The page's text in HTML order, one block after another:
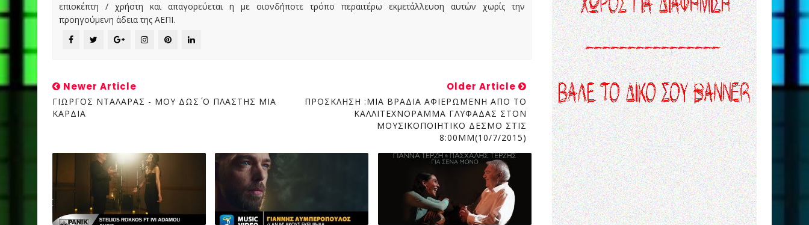
επισκέπτη / χρήστη και απαγορεύεται η με οιονδήποτε τρόπο περαιτέρω εκμετάλλευση αυτών χωρίς την
προηγούμενη άδεια της ΑΕΠΙ.
Newer Article
ΓΙΩΡΓΟΣ ΝΤΑΛΑΡΑΣ - ΜΟΥ ΔΩΣ΄ Ο ΠΛΑΣΤΗΣ ΜΙΑ
ΚΑΡΔΙΑ
Older Article
ΠΡΟΣΚΛΗΣΗ :ΜΙΑ ΒΡΑΔΙΑ ΑΦΙΕΡΩΜΕΝΗ ΑΠΟ ΤΟ
ΚΑΛΛΙΤΕΧΝΟΡΑΜΜΑ ΓΛΥΦΑΔΑΣ ΣΤΟΝ
ΜΟΥΣΙΚΟΠΟΙΗΤΙΚΟ ΔΕΣΜΟ ΣΤΙΣ
8:00MM(10/7/2015)